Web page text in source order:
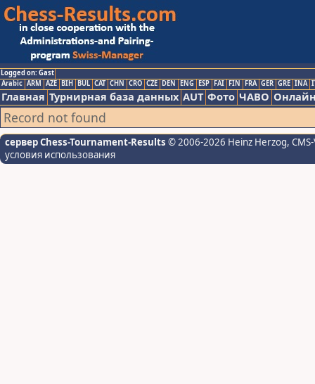
Logged on: Gast
Arabic ARM AZE BIH BUL CAT CHN CRO CZE DEN ENG ESP FAI FIN FRA GER GRE INA
Главная Турнирная база данных AUT Фото ЧАВО
Record not found
сервер Chess-Tournament-Results © 2006-2026 Heinz Herzog,
условия использования